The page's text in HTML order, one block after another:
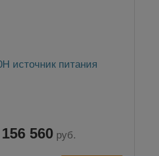
источник питания
156 560 руб.